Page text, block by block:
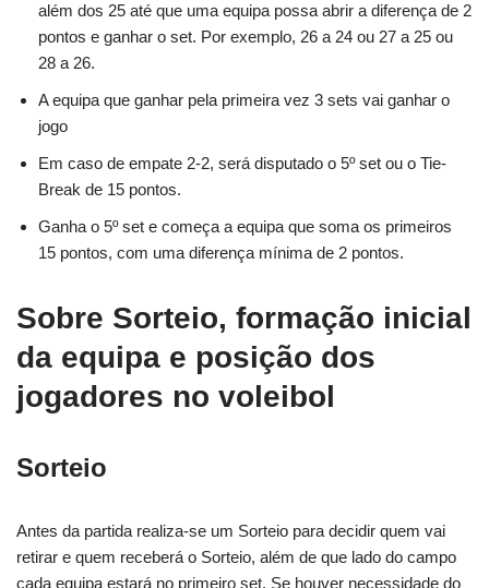
além dos 25 até que uma equipa possa abrir a diferença de 2
pontos e ganhar o set. Por exemplo, 26 a 24 ou 27 a 25 ou
28 a 26.
A equipa que ganhar pela primeira vez 3 sets vai ganhar o
jogo
Em caso de empate 2-2, será disputado o 5º set ou o Tie-
Break de 15 pontos.
Ganha o 5º set e começa a equipa que soma os primeiros
15 pontos, com uma diferença mínima de 2 pontos.
Sobre Sorteio, formação inicial
da equipa e posição dos
jogadores no voleibol
Sorteio
Antes da partida realiza-se um Sorteio para decidir quem vai
retirar e quem receberá o Sorteio, além de que lado do campo
cada equipa estará no primeiro set. Se houver necessidade do